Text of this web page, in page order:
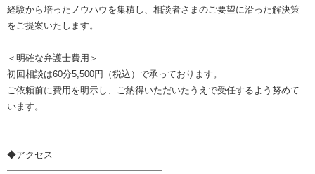
経験から培ったノウハウを集積し、相談者さまのご要望に沿った解決策
をご提案いたします。
＜明確な弁護士費用＞
初回相談は60分5,500円（税込）で承っております。
ご依頼前に費用を明示し、ご納得いただいたうえで受任するよう努めて
います。
◆アクセス
━━━━━━━━━━━━━━━━━